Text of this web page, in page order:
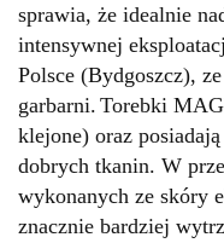
sprawia, że idealnie
intensywnej
Polsce (Bydgoszcz),
garbarni. Torebki
klejone) oraz
dobrych tkanin. W
wykonanych ze skóry
znacznie bardziej